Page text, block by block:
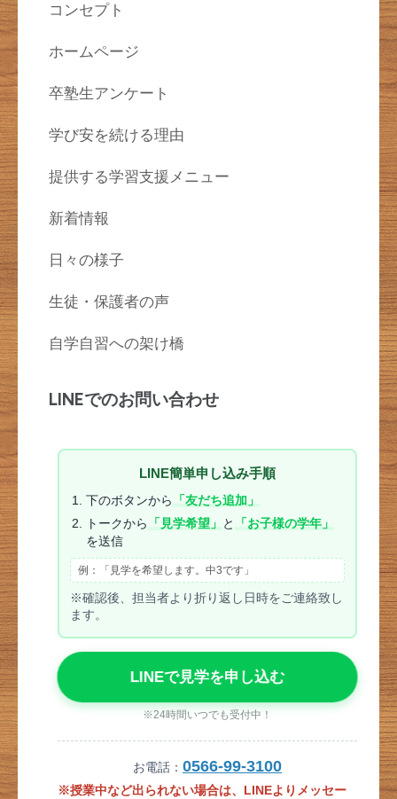
コンセプト
ホームページ
卒塾生アンケート
学び安を続ける理由
提供する学習支援メニュー
新着情報
日々の様子
生徒・保護者の声
自学自習への架け橋
LINEでのお問い合わせ
LINE簡単申し込み手順
下のボタンから
「友だち追加」
トークから
「見学希望」 と
「お子様の学年」
を送信
例：「見学を希望します。中3です」
※確認後、担当者より折り返し日時をご連絡致し
ます。
LINEで見学を申し込む
※24時間いつでも受付中！
お電話： 0566-99-3100
※授業中など出られない場合は、LINEよりメッセー